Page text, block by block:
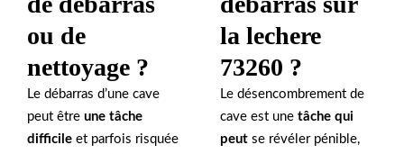
ou de
nettoyage ?
Le débarras d’une cave
peut être une tâche
difficile et parfois risquée
la lechere
73260 ?
Le désencombrement de
cave est une tâche qui
peut se révéler pénible,